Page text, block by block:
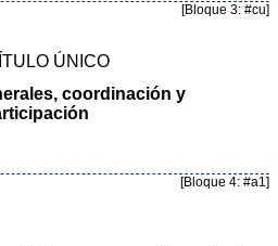
[Bloque 3: #cu]
ÚNICO
coordinación y
[Bloque 4: #a1]